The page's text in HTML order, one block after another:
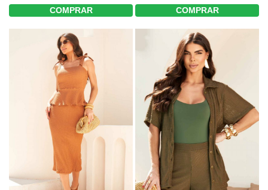
COMPRAR COMPRAR